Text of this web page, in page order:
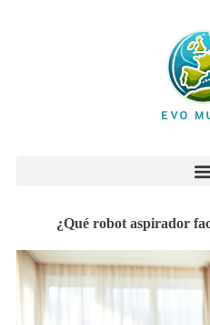
¿Qué robot aspirador